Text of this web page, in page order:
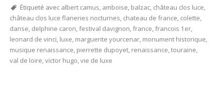
Étiqueté avec albert camus, amboise, balzac, château clos luce,
château clos luce flaneries nocturnes, chateau de france, colette,
danse, delphine caron,festival davignon,france,francois 1er,
leonard de vinci, luxe, marguerite yourcenar, monument historique,
musique renaissance, pierrette dupoyet, renaissance,touraine,
val de loire,victor hugo,vie de luxe